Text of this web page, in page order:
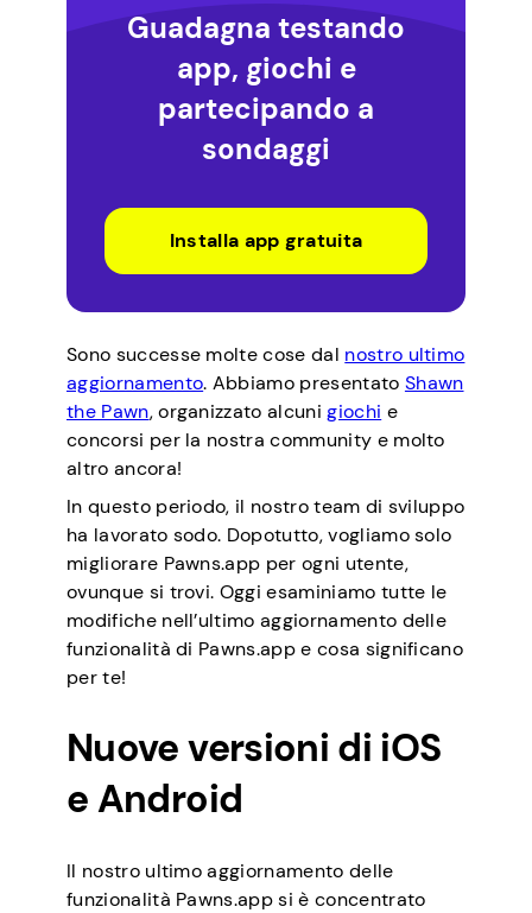
Guadagna testando
app, giochi e
partecipando a
sondaggi
Installa app gratuita
Sono successe molte cose dal nostro ultimo
aggiornamento. Abbiamo presentato Shawn
the Pawn, organizzato alcunigiochi e
concorsi per la nostra community e molto
altro ancora!
In questo periodo, il nostro team di sviluppo
ha lavorato sodo. Dopotutto, vogliamo solo
migliorare Pawns.app per ogni utente,
ovunque si trovi. Oggi esaminiamo tutte le
modifiche nell’ultimo aggiornamento delle
funzionalità di Pawns.app e cosa significano
per te!
Nuove versioni di iOS
e Android
Il nostro ultimo aggiornamento delle
funzionalità Pawns.app si è concentrato